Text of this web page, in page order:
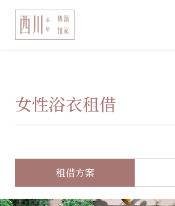
女性浴衣租借
租借方案